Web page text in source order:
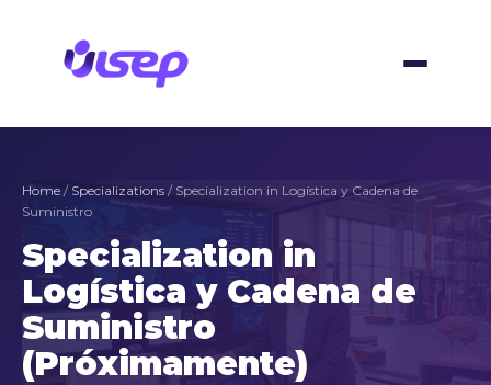
Home / Specializations / Specialization in Logística y Cadena de
Suministro
Specialization in
Logística y Cadena de
Suministro
(Próximamente)